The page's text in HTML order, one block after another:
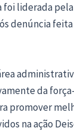
foi liderada
denúncia
da
promover
na ação